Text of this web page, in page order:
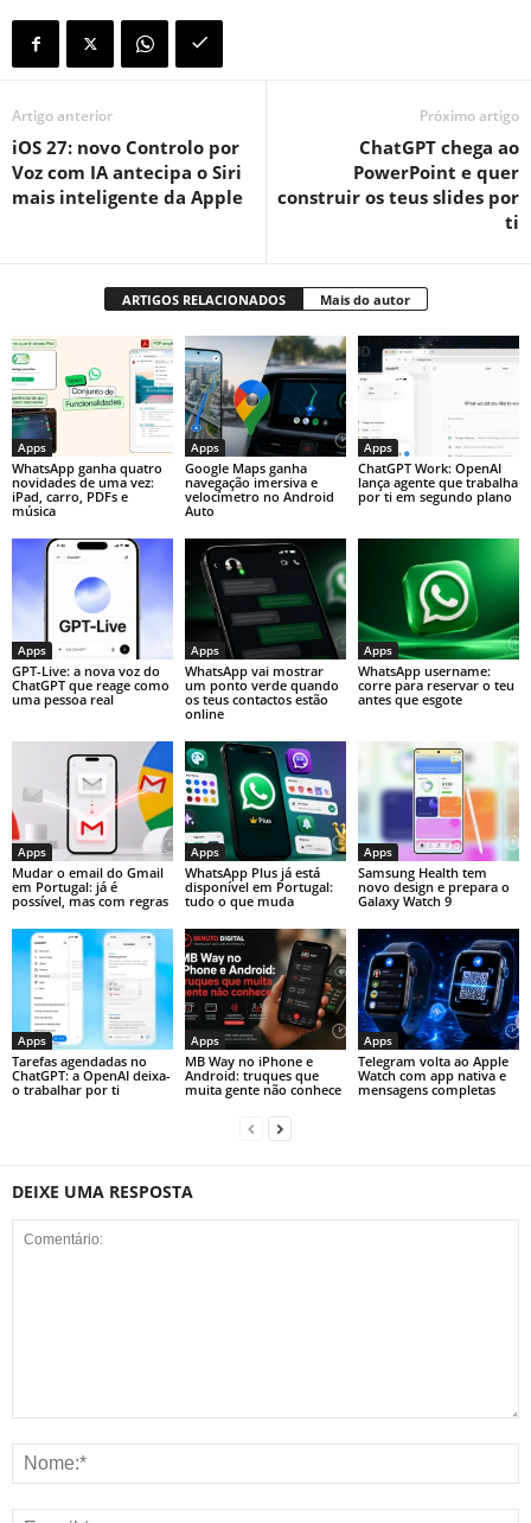
Artigo anterior
iOS 27: novo Controlo por
Voz com IA antecipa o Siri
mais inteligente da Apple
Próximo artigo
ChatGPT chega ao
PowerPoint e quer
construir os teus slides por
ti
ARTIGOS RELACIONADOS Mais do autor
Apps
WhatsApp ganha quatro
novidades de uma vez:
iPad, carro, PDFs e
música
Apps
Google Maps ganha
navegação imersiva e
velocímetro no Android
Auto
Apps
ChatGPT Work: OpenAI
lança agente que trabalha
por ti em segundo plano
Apps
GPT-Live: a nova voz do
ChatGPT que reage como
uma pessoa real
Apps
WhatsApp vai mostrar
um ponto verde quando
os teus contactos estão
online
Apps
WhatsApp username:
corre para reservar o teu
antes que esgote
Apps
Mudar o email do Gmail
em Portugal: já é
possível, mas com regras
Apps
WhatsApp Plus já está
disponível em Portugal:
tudo o que muda
Apps
Samsung Health tem
novo design e prepara o
Galaxy Watch 9
Apps
Tarefas agendadas no
ChatGPT: a OpenAI deixa-
o trabalhar por ti
Apps
MB Way no iPhone e
Android: truques que
muita gente não conhece
Apps
Telegram volta ao Apple
Watch com app nativa e
mensagens completas
DEIXE UMA RESPOSTA